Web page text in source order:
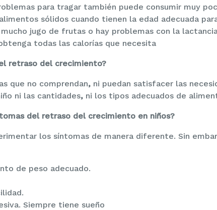
para tragar también puede consumir muy
sólidos cuando tienen la edad adecuada
mucho jugo de frutas o hay problemas con la
todas las calorías que necesita
retraso del crecimiento?
que no comprendan,ni puedan satisfacer las
ni las cantidades,ni los tipos adecuados de
del retraso del crecimiento en niños?
los síntomas de manera diferente. Sin
de peso adecuado.
Siempre tiene sueño